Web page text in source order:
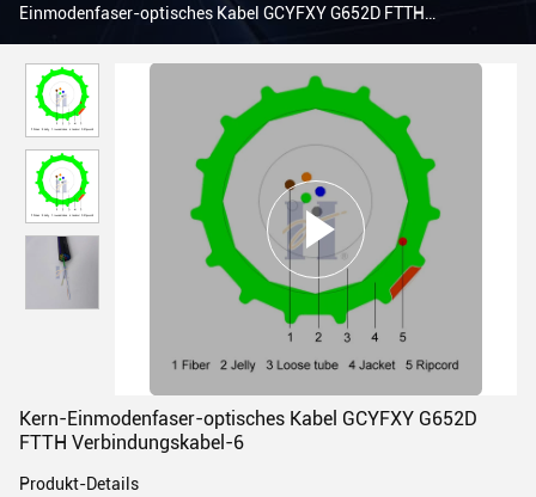
Einmodenfaser-optisches Kabel GCYFXY G652D FTTH
Kern-Einmodenfaser-optisches Kabel GCYFXY G652D
FTTH Verbindungskabel-6
Produkt-Details